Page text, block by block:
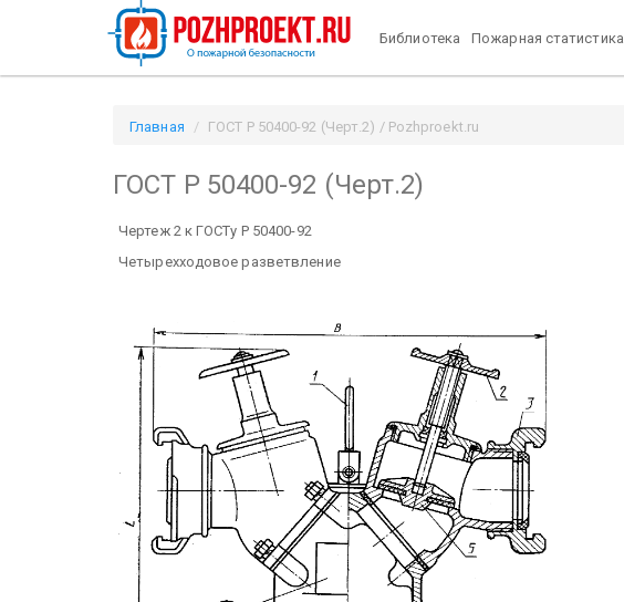
Библиотека Пожарная статистика
Главная ГОСТ Р 50400-92 (Черт.2) / Pozhproekt.ru
ГОСТ Р 50400-92 (Черт.2)
Чертеж 2 к ГОСТу Р 50400-92
Четырехходовое разветвление